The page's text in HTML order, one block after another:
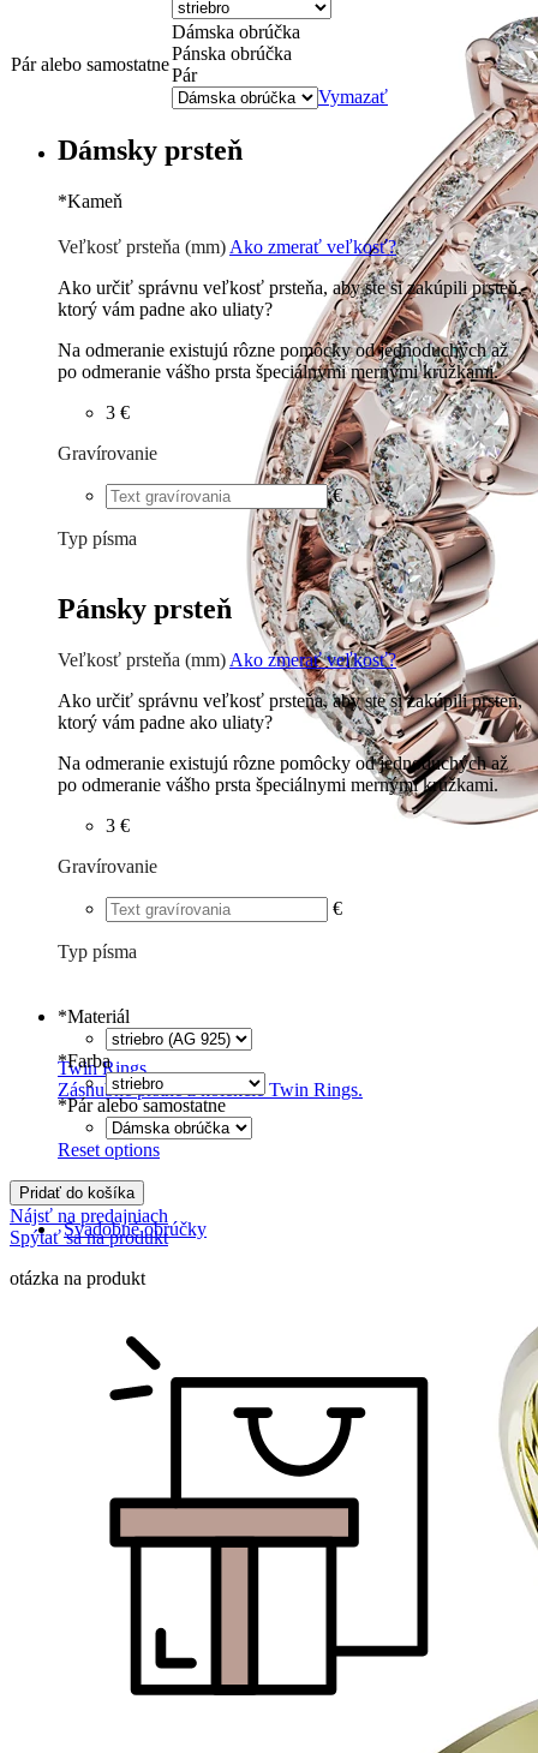
Twin Rings
Zásnubné prstne z kolekcie Twin Rings.
Svadobné obrúčky
Pár alebo samostatne
Dámska obrúčka
Pánska obrúčka
Pár
Vymazať
Dámsky prsteň
*Kameň
Briliant G-H/Si1-2 38 €
Veľkosť prsteňa (mm) Ako zmerať veľkosť?
Ako určiť správnu veľkosť prsteňa, aby ste si zakúpili prsteň,
ktorý vám padne ako uliaty?
Na odmeranie existujú rôzne pomôcky od jednoduchých až
po odmeranie vášho prsta špeciálnymi mernými krúžkami.
3 €
Gravírovanie
€
Typ písma
Písané €
Pánsky prsteň
Veľkosť prsteňa (mm) Ako zmerať veľkosť?
Ako určiť správnu veľkosť prsteňa, aby ste si zakúpili prsteň,
ktorý vám padne ako uliaty?
Na odmeranie existujú rôzne pomôcky od jednoduchých až
po odmeranie vášho prsta špeciálnymi mernými krúžkami.
3 €
Gravírovanie
€
Typ písma
*Materiál
*Farba
*Pár alebo samostatne
Reset options
Pridať do košíka
Nájsť na predajniach
Spýtať sa na produkt
otázka na produkt